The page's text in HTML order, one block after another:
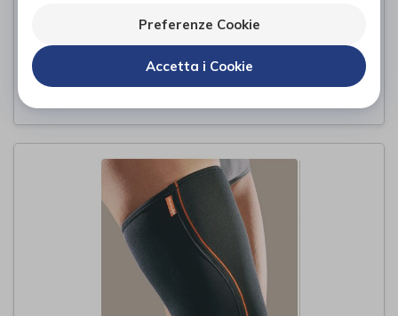
diRo+ten
PROVA E ACQUISTA IN NEGOZIO DA41,00€
Preferenze Cookie
Accetta i Cookie